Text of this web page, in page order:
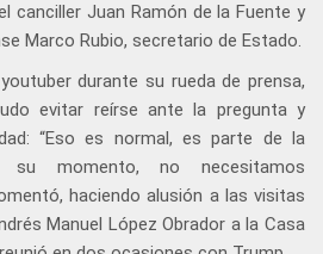
canciller Juan Ramón de la Fuente y
Marco Rubio, secretario de Estado.
durante su rueda de prensa,
evitar reírse ante la pregunta y
“Eso es normal, es parte de la
su momento, no necesitamos
haciendo alusión a las visitas
Manuel López Obrador a la Casa